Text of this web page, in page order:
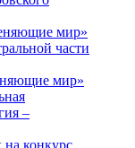
мир»
части
мир»
–
на конкурс